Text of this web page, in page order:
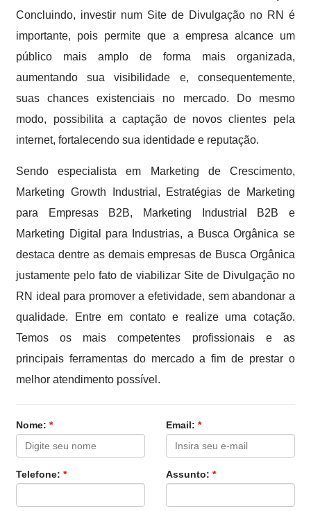
Concluindo, investir num Site de Divulgação no RN é
importante, pois permite que a empresa alcance um
público mais amplo de forma mais organizada,
aumentando sua visibilidade e, consequentemente,
suas chances existenciais no mercado. Do mesmo
modo, possibilita a captação de novos clientes pela
internet, fortalecendo sua identidade e reputação.
Sendo especialista em Marketing de Crescimento,
Marketing Growth Industrial, Estratégias de Marketing
para Empresas B2B, Marketing Industrial B2B e
Marketing Digital para Industrias, a Busca Orgânica se
destaca dentre as demais empresas de Busca Orgânica
justamente pelo fato de viabilizar Site de Divulgação no
RN ideal para promover a efetividade, sem abandonar a
qualidade. Entre em contato e realize uma cotação.
Temos os mais competentes profissionais e as
principais ferramentas do mercado a fim de prestar o
melhor atendimento possível.
Nome:* Email: *
Telefone:* Assunto: *